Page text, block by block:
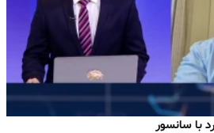
با سانسور